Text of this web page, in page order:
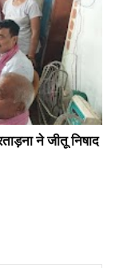
ने जीतू निषाद